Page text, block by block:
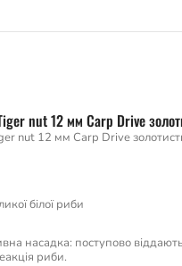
nut 12 мм Carp Drive
nut 12 мм Carp Drive
білої риби
насадка: поступово
риби.